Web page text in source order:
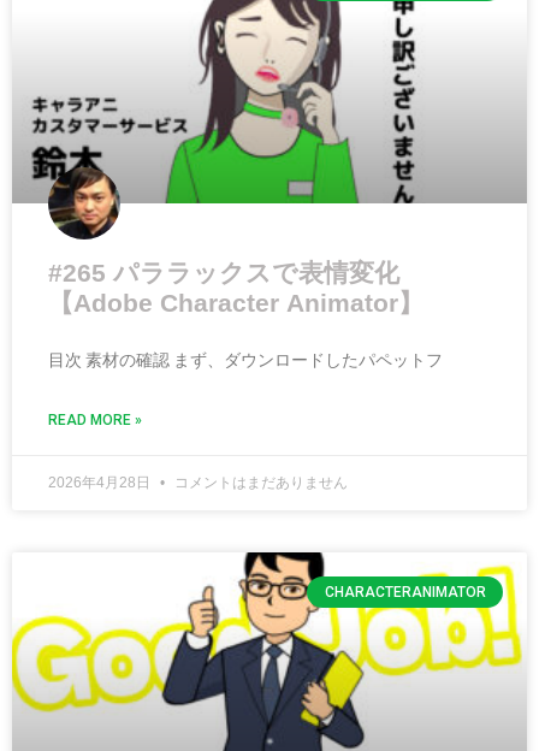
#265 パララックスで表情変化
【Adobe Character Animator】
目次 素材の確認 まず、ダウンロードしたパペットフ
READ MORE »
2026年4月28日 コメントはまだありません
CHARACTERANIMATOR